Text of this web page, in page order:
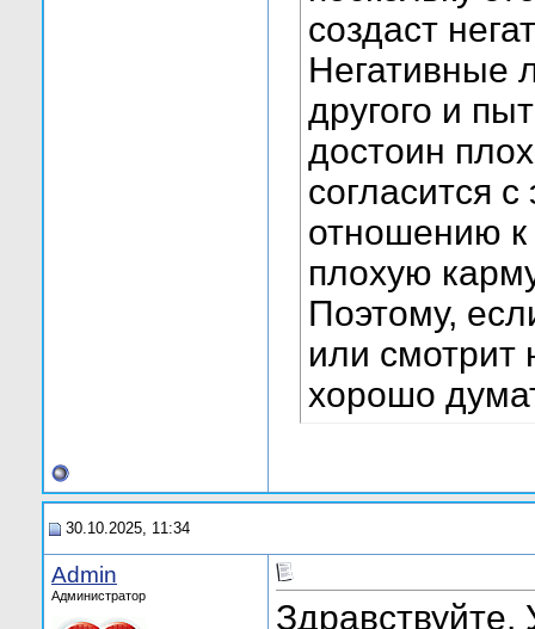
создаст
Негативные
другого и
достоин
согласится
отношению к
плохую
Поэтому,
или смотрит
хорошо
30.10.2025, 11:34
Admin
Администратор